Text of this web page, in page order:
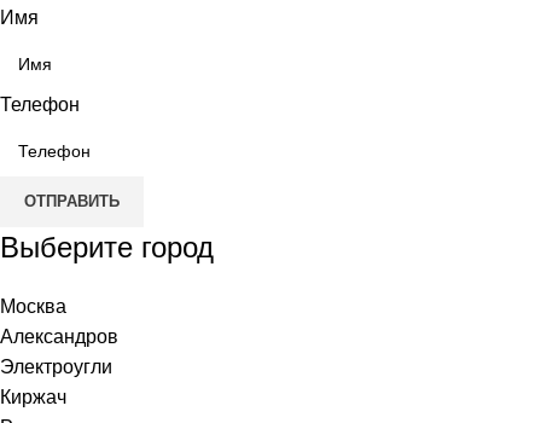
Имя
Телефон
ОТПРАВИТЬ
Выберите город
Москва
Александров
Электроугли
Киржач